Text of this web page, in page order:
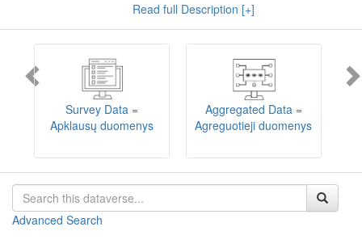
implemented). LiDA curates different types of resources and they
are published into catalogues according to the type:Survey Data,
Interview Data,Aggregated Data
(including Historical Statistics),
, andEncoded Data
(including News Media Studies).
Also, LiDA holds collections of data produced in large national
projets (
Large Project Data
) as well as social sciences and
humanities data deposited by Lithuanian science and higher
education institutions and Lithuanian governmental institutions
Depositors interested in deposit of their data into the LiDA
Lietuvos humanitarinių ir socialinių mokslų duomenų
Read full Description [+]
Survey Data =
Apklausų duomenys
Aggregated Data =
Agreguotieji duomenys
Advanced Search